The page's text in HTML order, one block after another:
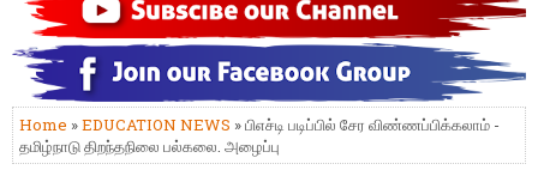
Home »EDUCATION NEWS » பிஎச்டி படிப்பில் சேர விண்ணப்பிக்கலாம் -
தமிழ்நாடு திறந்தநிலை பல்கலை. அழைப்பு